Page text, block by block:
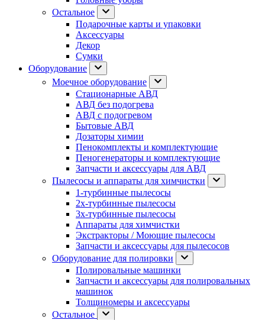
Остальное
Подарочные карты и упаковки
Аксессуары
Декор
Сумки
Оборудование
Моечное оборудование
Стационарные АВД
АВД без подогрева
АВД с подогревом
Бытовые АВД
Дозаторы химии
Пенокомплекты и комплектующие
Пеногенераторы и комплектующие
Запчасти и аксессуары для АВД
Пылесосы и аппараты для химчистки
1-турбинные пылесосы
2х-турбинные пылесосы
3х-турбинные пылесосы
Аппараты для химчистки
Экстракторы / Моющие пылесосы
Запчасти и аксессуары для пылесосов
Оборудование для полировки
Полировальные машинки
Запчасти и аксессуары для полировальных
машинок
Толщиномеры и аксессуары
Остальное